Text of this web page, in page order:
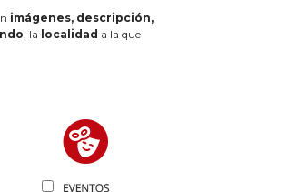
imágenes, descripción,
, la localidad a la que